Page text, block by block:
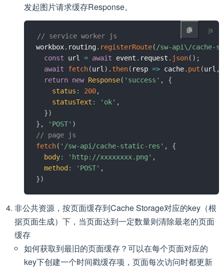
发起图片请求缓存Response。
// service worker js
workbox. routing. registerRoute( /sw-api\/cache-
const url = await event . request . json( ) ;
await
fetch(url ) .then( resp => cache. put (url ,
return new Response( 'success' ,
{
status : 200,
statusText : 'ok' ,
})
} , 'POST' )
// page js
fetch( '/sw-api/cache-static-res' ,
{
body: 'http://xxxxxxxx.png' ,
method : 'POST' ,
})
非公共资源，按页面缓存到Cache Storage对应的key（根
据页面生成）下，当页面达到一定数量则清除最老的页面
缓存
如何获取到最旧的页面缓存？可以在每个页面对应的
key下创建一个时间戳缓存项，页面每次访问时都更新